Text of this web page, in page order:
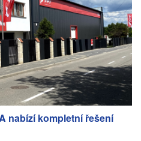
nabízí kompletní řešení